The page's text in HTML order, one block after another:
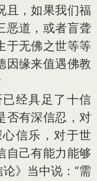
且，如果我们福
恶道，或者盲聋
于无佛之世等等
因缘来值遇佛教
经具足了十信
否有深信忍，对
信乐，对于世
自己有能力能够
》当中说：“需